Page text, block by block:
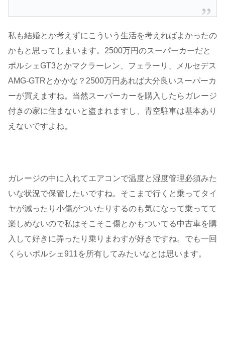
私も結婚とか考えずにこういう生活を考えればよかったの
かもと思ってしまいます。2500万円のスーパーカーだと
ポルシェGT3とかマクラーレン、フェラーリ、メルセデス
AMG-GTRとかかな？2500万円あれば大分良いスーパーカ
ーが買えますね。当然スーパーカーを購入したらガレージ
付きの家に住まないと盗まれますし、青空駐車は基本あり
えないですよね。
ガレージの中に入れてエアコンで温度と湿度管理必須みた
いな状況で保管したいですね。そこまで行くと乗ってタイ
ヤが減ったり小傷がついたりするのも気になって乗ってて
楽しめないので私はそこそこ傷とかもついてる中古車を購
入して好きに弄ったり乗りまわすが好きですね。でも一回
くらいポルシェ911を所有してみたいなとは思います。